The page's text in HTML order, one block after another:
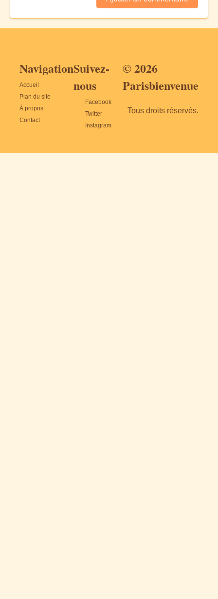
Navigation
Accueil
Plan du site
À propos
Contact
Suivez-
nous
Facebook
Twitter
Instagram
© 2026
Parisbienvenue
Tous droits réservés.